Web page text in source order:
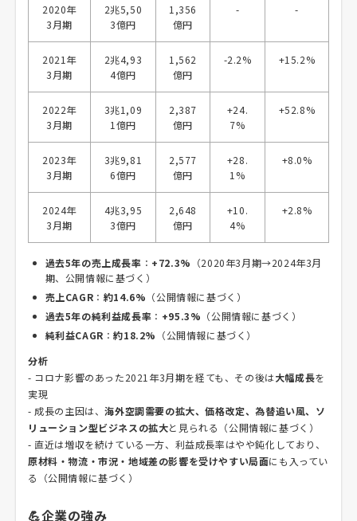
2020年
3月期
2兆5,50
3億円
1,356
億円
- -
2021年
3月期
2兆4,93
4億円
1,562
億円
-2.2% +15.2%
2022年
3月期
3兆1,09
1億円
2,387
億円
+24.
7%
+52.8%
2023年
3月期
3兆9,81
6億円
2,577
億円
+28.
1%
+8.0%
2024年
3月期
4兆3,95
3億円
2,648
億円
+10.
4%
+2.8%
過去5年の売上成長率 ： +72.3% （2020年3月期→2024年3月
期、公開情報に基づく）
売上CAGR ： 約14.6% （公開情報に基づく）
過去5年の純利益成長率 ： +95.3% （公開情報に基づく）
純利益CAGR ：約18.2% （公開情報に基づく）
分析
- コロナ影響のあった2021年3月期を経ても、その後は大幅成長を
実現
- 成長の主因は、海外空調需要の拡大、価格改定、為替追い風、ソ
リューション型ビジネスの拡大と見られる（公開情報に基づく）
- 直近は増収を続けている一方、利益成長率はやや鈍化しており、
原材料・物流・市況・地域差の影響を受けやすい局面にも入ってい
る（公開情報に基づく）
💪企業の強み